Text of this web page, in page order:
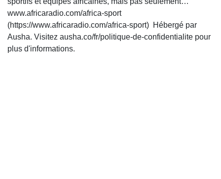
www.africaradio.com/africa-sport
(https://www.africaradio.com/africa-sport) Hébergé par
Ausha. Visitez ausha.co/fr/politique-de-confidentialite pour
plus d'informations.